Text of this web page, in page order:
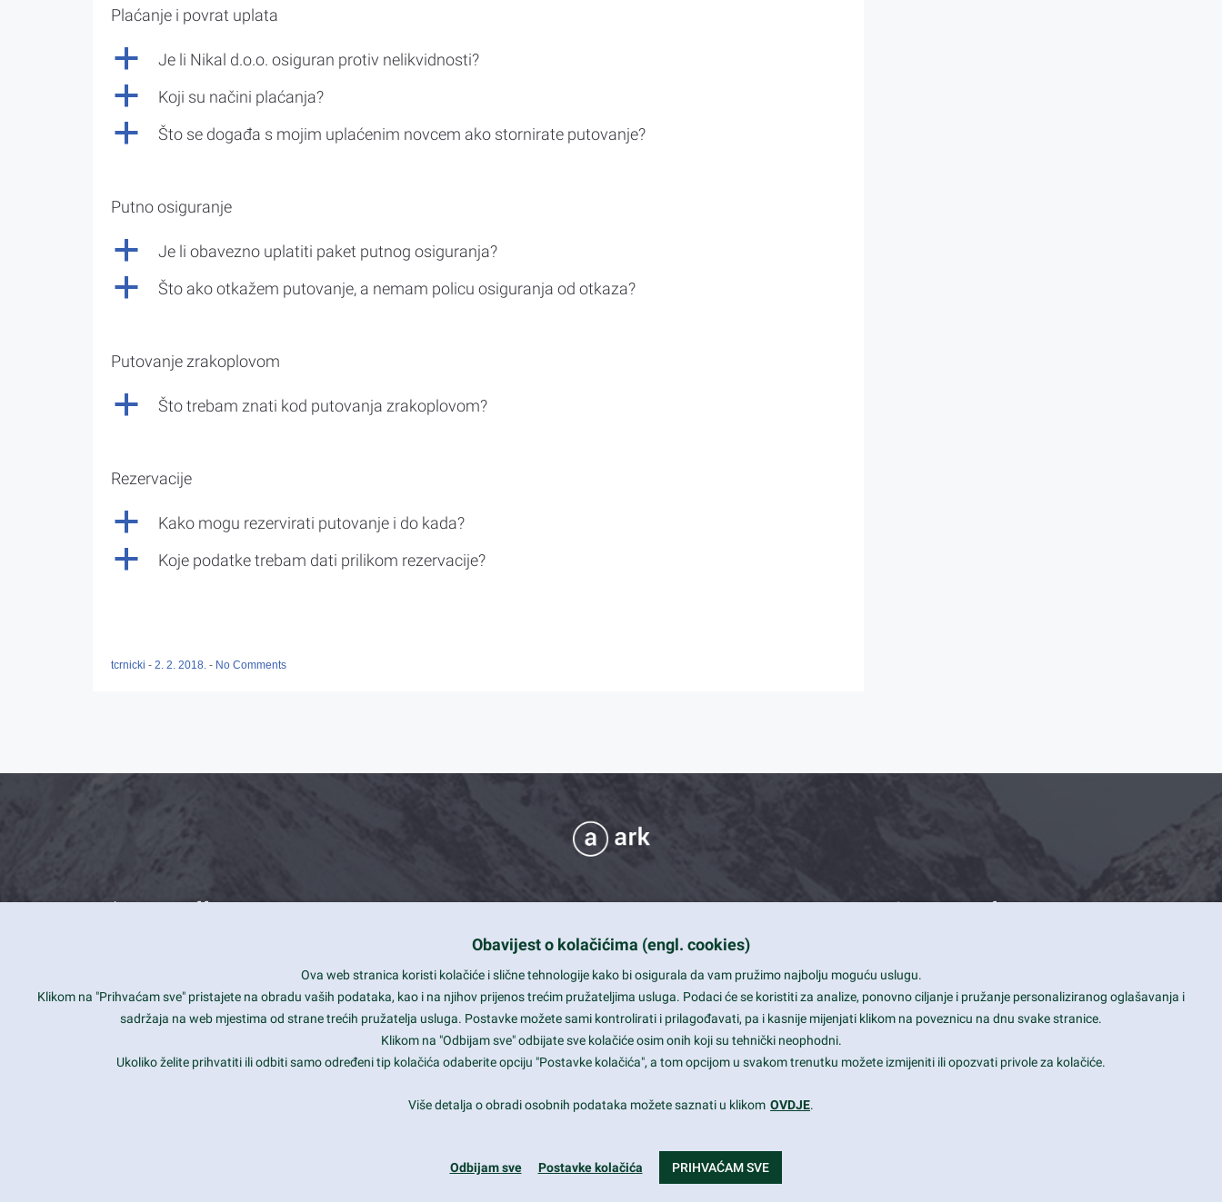
Plaćanje i povrat uplata
a Je li Nikal d.o.o. osiguran protiv nelikvidnosti?
a Koji su načini plaćanja?
a Što se događa s mojim uplaćenim novcem ako stornirate putovanje?
Putno osiguranje
a Je li obavezno uplatiti paket putnog osiguranja?
a Što ako otkažem putovanje, a nemam policu osiguranja od otkaza?
Putovanje zrakoplovom
a Što trebam znati kod putovanja zrakoplovom?
Rezervacije
a Kako mogu rezervirati putovanje i do kada?
a Koje podatke trebam dati prilikom rezervacije?
tcrnicki - 2. 2. 2018. - No Comments
What we offer
Is your website user friendly?
Ark offers weekly stunning designs.
Why our customers love Ark?
Smart and beautiful design
Unlimited Eelements
Mobile ready
Contact Info
View, CA 94043
+1 650-253-0000
Daily: 9:00 am - 6:00 pm
Obavijest o kolačićima (engl. cookies)
Ova web stranica koristi kolačiće i slične tehnologije kako bi osigurala da vam pružimo najbolju moguću uslugu.
Klikom na "Prihvaćam sve" pristajete na obradu vaših podataka, kao i na njihov prijenos trećim pružateljima usluga. Podaci će se koristiti za analize, ponovno ciljanje i pružanje personaliziranog oglašavanja i
sadržaja na web mjestima od strane trećih pružatelja usluga. Postavke možete sami kontrolirati i prilagođavati, pa i kasnije mijenjati klikom na poveznicu na dnu svake stranice.
Klikom na "Odbijam sve" odbijate sve kolačiće osim onih koji su tehnički neophodni.
Ukoliko želite prihvatiti ili odbiti samo određeni tip kolačića odaberite opciju "Postavke kolačića", a tom opcijom u svakom trenutku možete izmijeniti ili opozvati privole za kolačiće.
Više detalja o obradi osobnih podataka možete saznati u klikom OVDJE.
Odbijam sve Postavke kolačića PRIHVAĆAM SVE